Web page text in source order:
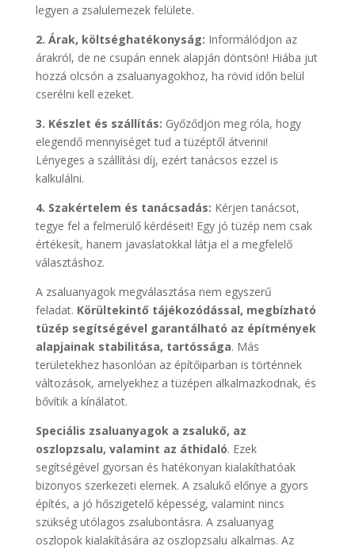
legyen a zsalulemezek felülete.
2. Árak, költséghatékonyság: Informálódjon az
árakról, de ne csupán ennek alapján döntsön! Hiába jut
hozzá olcsón a zsaluanyagokhoz, ha rövid időn belül
cserélni kell ezeket.
3. Készlet és szállítás: Győződjön meg róla, hogy
elegendő mennyiséget tud a tüzéptől átvenni!
Lényeges a szállítási díj, ezért tanácsos ezzel is
kalkulálni.
4. Szakértelem és tanácsadás: Kérjen tanácsot,
tegye fel a felmerülő kérdéseit! Egy jó tüzép nem csak
értékesít, hanem javaslatokkal látja el a megfelelő
választáshoz.
A zsaluanyagok megválasztása nem egyszerű
feladat. Körültekintő tájékozódással, megbízható
tüzép segítségével garantálható az építmények
alapjainak stabilitása, tartóssága. Más
területekhez hasonlóan az építőiparban is történnek
változások, amelyekhez a tüzépen alkalmazkodnak, és
bővítik a kínálatot.
Speciális zsaluanyagok a zsalukő, az
oszlopzsalu, valamint az áthidaló. Ezek
segítségével gyorsan és hatékonyan kialakíthatóak
bizonyos szerkezeti elemek. A zsalukő előnye a gyors
építés, a jó hőszigetelő képesség, valamint nincs
szükség utólagos zsalubontásra. A zsaluanyag
oszlopok kialakítására az oszlopzsalu alkalmas. Az